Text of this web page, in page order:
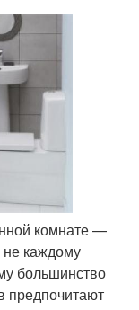
комнате —
не каждому
большинство
предпочитают